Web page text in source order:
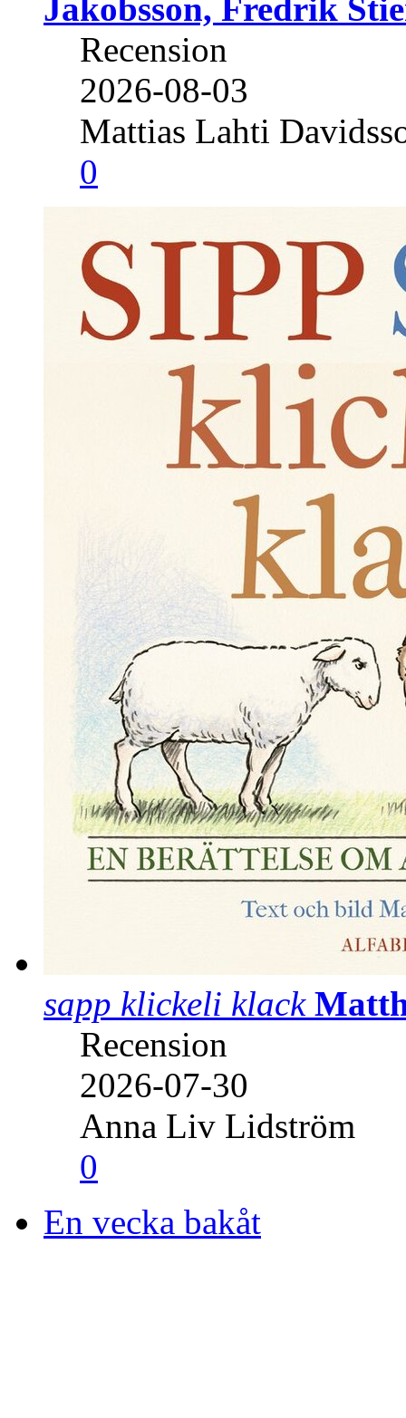
Jakobsson, Fredrik
Recension
2026-08-03
Mattias Lahti
0
sapp klickeli klack
Recension
2026-07-30
Anna Liv Lidström
0
En vecka bakåt